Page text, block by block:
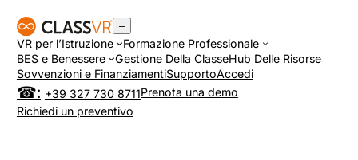
contenuto
–
VR per l’Istruzione
Formazione Professionale
BES e Benessere
Gestione Della ClasseHub Delle Risorse
Sovvenzioni e FinanziamentiSupportoAccedi
+39 327 730 8711Prenota una demo
Richiedi un preventivo